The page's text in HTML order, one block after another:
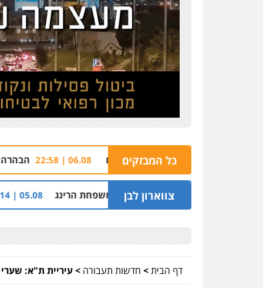
כל המבזקיםג'פניקה בגבעתיים 06.08 | 22:58 הבהרה: רימון רסס
צווארון לבן
ההלוואות של משפחת הרינג 05.08 | 16:14 שלושה
דף הבית> חדשות תעבורה >עיריית ת"א: שערי